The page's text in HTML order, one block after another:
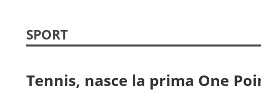
SPORT
Tennis, nasce la prima One